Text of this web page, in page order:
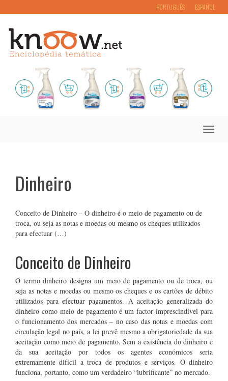
PORTUGUÊS ESPAÑOL
Toggle
Dinheiro
Conceito de Dinheiro – O dinheiro é o meio de pagamento ou de
troca, ou seja as notas e moedas ou mesmo os cheques utilizados
para efectuar (…)
Conceito de Dinheiro
O termo dinheiro designa um meio de pagamento ou de troca, ou
seja as notas e moedas ou mesmo os cheques e os cartões de débito
utilizados para efectuar pagamentos. A aceitação generalizada do
dinheiro como meio de pagamento é um factor imprescindível para
o funcionamento dos mercados – no caso das notas e moedas com
circulação legal no país, a lei prevê mesmo a obrigatoriedade da sua
aceitação como meio de pagamento. Sem a existência do dinheiro e
da sua aceitação por todos os agentes económicos seria
extremamente difícil a troca de produtos e serviços. O dinheiro
funciona, portanto, como um verdadeiro “lubrificante” no mercado.